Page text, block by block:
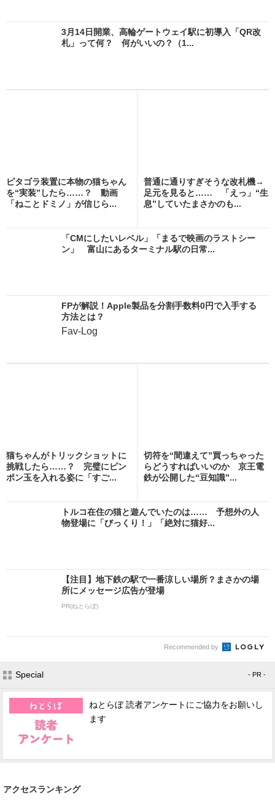
3月14日開業、高輪ゲートウェイ駅に初導入「QR改
札」って何？ 何がいいの？（1...
ピタゴラ装置に本物の猫ちゃん
を“実装”したら……？ 動画
「ねことドミノ」が信じら...
普通に通りすぎそうな改札機→
足元を見ると…… 「えっ」“生
息”していたまさかのも...
「CMにしたいレベル」「まるで映画のラストシー
ン」 富山にあるターミナル駅の日常...
FPが解説！Apple製品を分割手数料0円で入手する
方法とは？
Fav-Log
猫ちゃんがトリックショットに
挑戦したら……？ 完璧にピン
ポン玉を入れる姿に「すご...
切符を“間違えて”買っちゃった
らどうすればいいのか 京王電
鉄が公開した“豆知識”...
トルコ在住の猫と遊んでいたのは…… 予想外の人
物登場に「びっくり！」「絶対に猫好...
【注目】地下鉄の駅で一番涼しい場所？まさかの場
所にメッセージ広告が登場
PR(ねとらぼ)
Recommended by
Special - PR -
ねとらぼ 読者アンケートにご協力をお願いし
ます
アクセスランキング